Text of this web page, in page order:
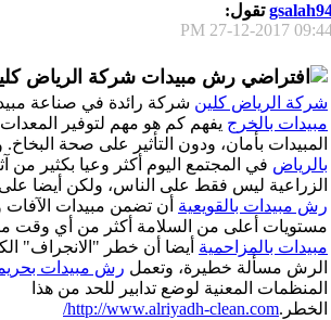
تقول:
27-12-2017 09:44
رش مبيدات شركة الرياض
شركة الرياض كلين شركة رائدة في صناعة
مبيدات بالخرج يفهم كم هو مهم لتوفير
المبيدات بأمان، ودون التأثير على صحة البخاخ.
بالرياض في المجتمع اليوم أكثر وعيا بكثير من
الزراعية ليس فقط على الناس، ولكن أيضا
رش مبيدات بالقويعية أن تضمن مبيدات
مستويات أعلى من السلامة أكثر من أي وقت
مبيدات بالمزاحمية أيضا أن خطر "الانجراف"
الرش مسألة خطيرة، وتعمل رش مبيدات
المنظمات المعنية لوضع تدابير للحد من هذا
الخطر.http://www.alriyadh-clean.com/